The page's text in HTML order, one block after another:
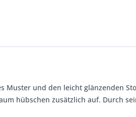
Muster und den leicht glänzenden
hübschen zusätzlich auf. Durch